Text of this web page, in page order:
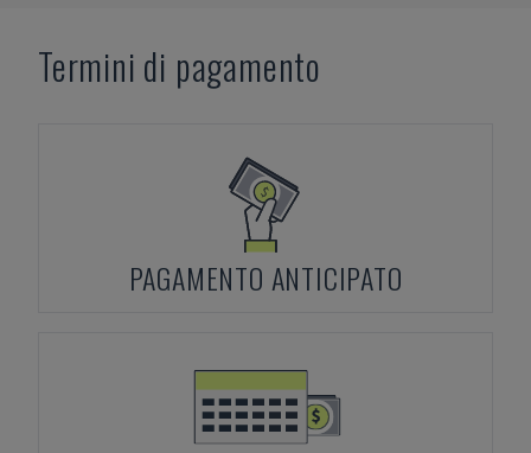
Termini di pagamento
PAGAMENTO ANTICIPATO